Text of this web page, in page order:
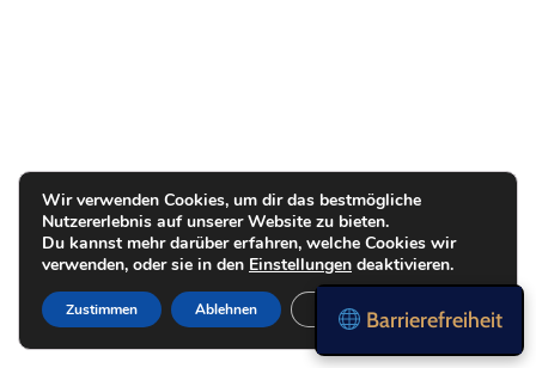
Barrierefreiheit
Wir verwenden Cookies, um dir das bestmögliche
Nutzererlebnis auf unserer Website zu bieten.
Du kannst mehr darüber erfahren, welche Cookies wir
verwenden, oder sie in den Einstellungen deaktivieren.
Zustimmen Ablehnen Einstellungen